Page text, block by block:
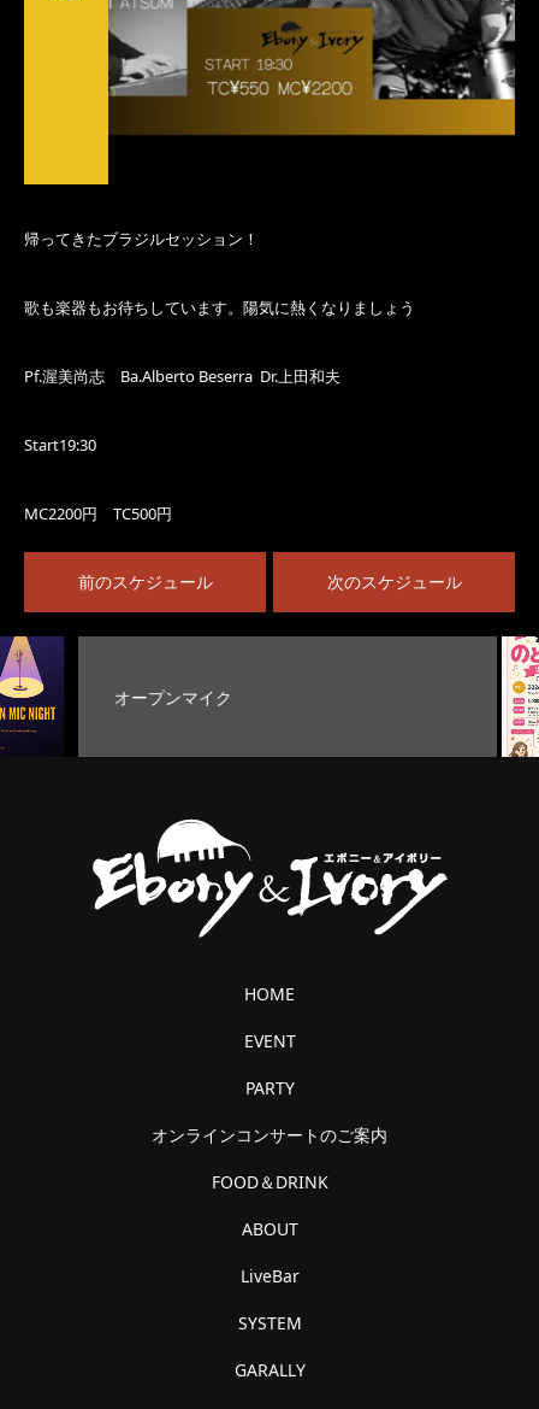
帰ってきたブラジルセッション！
歌も楽器もお待ちしています。陽気に熱くなりましょう
Pf.渥美尚志 Ba.Alberto Beserra Dr.上田和夫
Start19:30
MC2200円 TC500円
前のスケジュール 次のスケジュール
ク お客様の
HOME
EVENT
PARTY
オンラインコンサートのご案内
FOOD＆DRINK
ABOUT
LiveBar
SYSTEM
GARALLY